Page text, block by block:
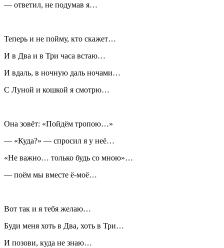
— ответил, не подумав я…
Теперь и не пойму, кто скажет…
И в Два и в Три часа встаю…
И вдаль, в ночную даль ночами…
С Луной и кошкой я смотрю…
Она зовёт: «Пойдём тропою…»
— «Куда?» — спросил я у неё…
«Не важно… только будь со мною»…
— поём мы вместе ё-моё…
Вот так и я тебя желаю…
Буди меня хоть в Два, хоть в Три…
И позови, куда не знаю…